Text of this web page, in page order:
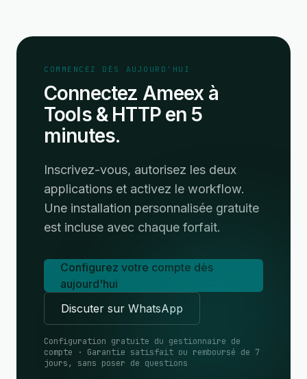
COMMENCEZ DÈS AUJOURD'HUI
Connectez Ameex à
Tools & HTTP en 5
minutes.
Inscrivez-vous, autorisez les deux
applications et activez le workflow.
Une installation personnalisée gratuite
est incluse avec chaque forfait.
Configurez votre compte dès
aujourd'hui
Discuter sur WhatsApp
Configuration gratuite du gestionnaire de
compte · Garantie satisfait ou remboursé de 7
jours, sans poser de questions